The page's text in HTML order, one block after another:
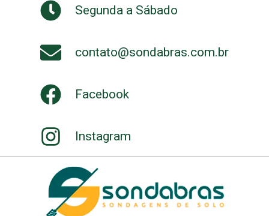
Segunda a Sábado
contato@sondabras.com.br
Facebook
Instagram